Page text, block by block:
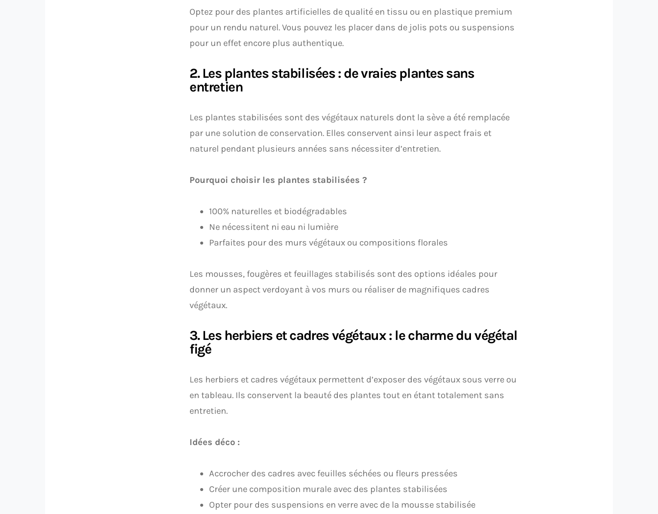
Optez pour des plantes artificielles de qualité en tissu ou en plastique premium
pour un rendu naturel. Vous pouvez les placer dans de jolis pots ou suspensions
pour un effet encore plus authentique.
2. Les plantes stabilisées : de vraies plantes sans
entretien
Les plantes stabilisées sont des végétaux naturels dont la sève a été remplacée
par une solution de conservation. Elles conservent ainsi leur aspect frais et
naturel pendant plusieurs années sans nécessiter d’entretien.
Pourquoi choisir les plantes stabilisées ?
100% naturelles et biodégradables
Ne nécessitent ni eau ni lumière
Parfaites pour des murs végétaux ou compositions florales
Les mousses, fougères et feuillages stabilisés sont des options idéales pour
donner un aspect verdoyant à vos murs ou réaliser de magnifiques cadres
végétaux.
3. Les herbiers et cadres végétaux : le charme du végétal
figé
Les herbiers et cadres végétaux permettent d’exposer des végétaux sous verre ou
en tableau. Ils conservent la beauté des plantes tout en étant totalement sans
entretien.
Idées déco :
Accrocher des cadres avec feuilles séchées ou fleurs pressées
Créer une composition murale avec des plantes stabilisées
Opter pour des suspensions en verre avec de la mousse stabilisée